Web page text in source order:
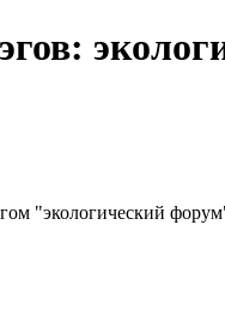
"экологический